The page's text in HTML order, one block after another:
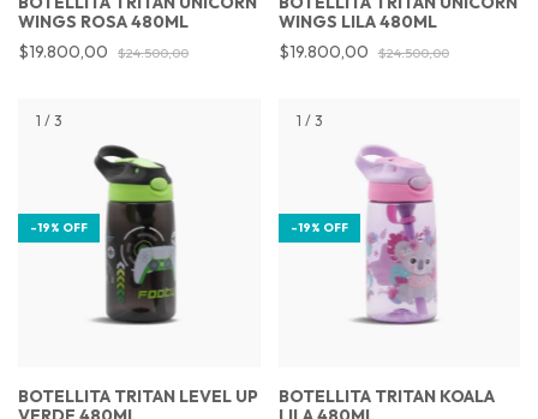
WINGS ROSA 480ML
$19.800,00
$24.500,00
WINGS LILA 480ML
$19.800,00
$24.500,00
1 / 3
-19% OFF
BOTELLITA TRITAN LEVEL UP
1 / 3
-19% OFF
BOTELLITA TRITAN KOALA